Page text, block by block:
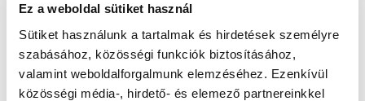
Ez a weboldal sütiket használ
Sütiket használunk a tartalmak és hirdetések személyre
szabásához, közösségi funkciók biztosításához,
valamint weboldalforgalmunk elemzéséhez. Ezenkívül
közösségi média-, hirdető- és elemező partnereinkkel